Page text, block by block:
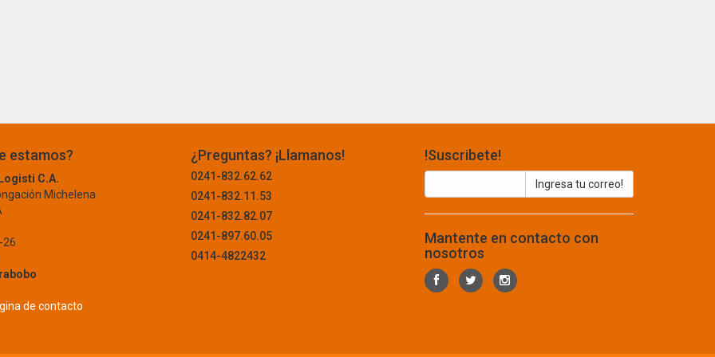
estamos?
C.A.
Michelena
26
de contacto
¿Preguntas? ¡Llamanos!
0241-832.62.62
0241-832.11.53
0241-832.82.07
0241-897.60.05
0414-4822432
!Suscribete!
Mantente en contacto con
nosotros